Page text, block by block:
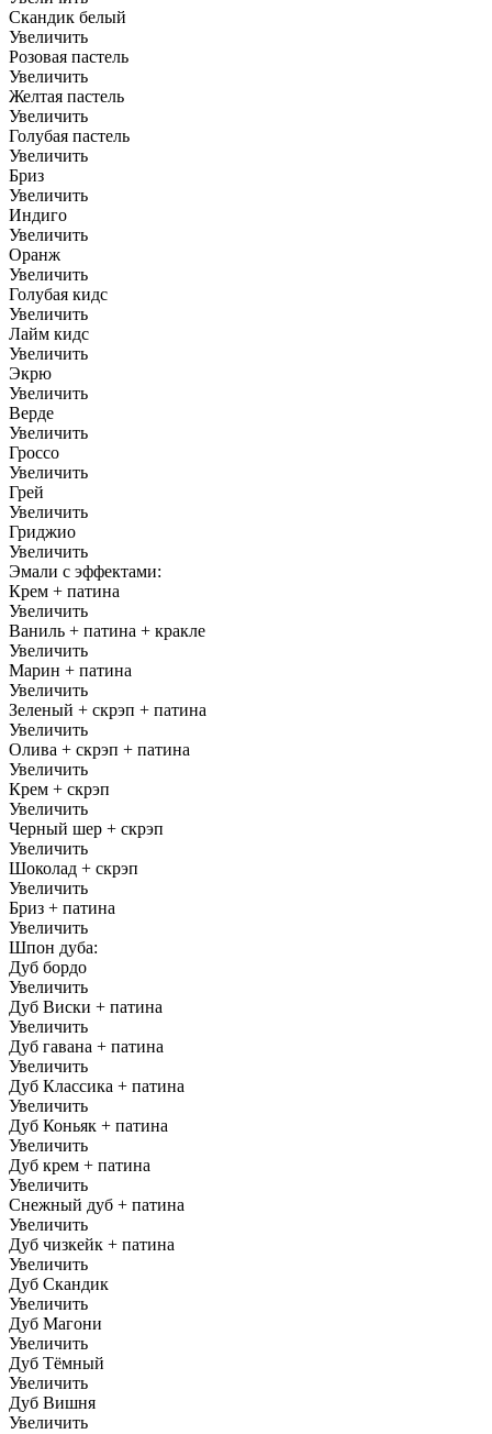
Скандик белый
Увеличить
Розовая пастель
Увеличить
Желтая пастель
Увеличить
Голубая пастель
Увеличить
Бриз
Увеличить
Индиго
Увеличить
Оранж
Увеличить
Голубая кидс
Увеличить
Лайм кидс
Увеличить
Экрю
Увеличить
Верде
Увеличить
Гроссо
Увеличить
Грей
Увеличить
Гриджио
Увеличить
Эмали с эффектами:
Крем + патина
Увеличить
Ваниль + патина + кракле
Увеличить
Марин + патина
Увеличить
Зеленый + скрэп + патина
Увеличить
Олива + скрэп + патина
Увеличить
Крем + скрэп
Увеличить
Черный шер + скрэп
Увеличить
Шоколад + скрэп
Увеличить
Бриз + патина
Увеличить
Шпон дуба:
Дуб бордо
Увеличить
Дуб Виски + патина
Увеличить
Дуб гавана + патина
Увеличить
Дуб Классика + патина
Увеличить
Дуб Коньяк + патина
Увеличить
Дуб крем + патина
Увеличить
Снежный дуб + патина
Увеличить
Дуб чизкейк + патина
Увеличить
Дуб Скандик
Увеличить
Дуб Магони
Увеличить
Дуб Тёмный
Увеличить
Дуб Вишня
Увеличить